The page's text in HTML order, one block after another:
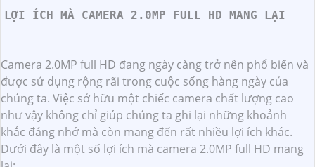
LỢI ÍCH MÀ CAMERA 2.0MP FULL HD MANG LẠI
Camera 2.0MP full HD đang ngày càng trở nên phổ biến và
được sử dụng rộng rãi trong cuộc sống hàng ngày của
chúng ta. Việc sở hữu một chiếc camera chất lượng cao
như vậy không chỉ giúp chúng ta ghi lại những khoảnh
khắc đáng nhớ mà còn mang đến rất nhiều lợi ích khác.
Dưới đây là một số lợi ích mà camera 2.0MP full HD mang